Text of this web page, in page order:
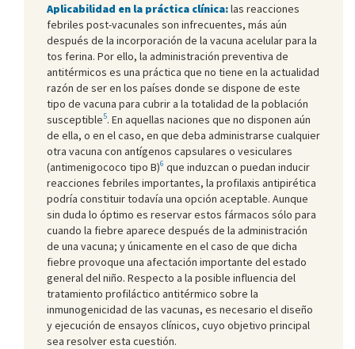
Aplicabilidad en la práctica clínica:las reacciones
febriles post-vacunales son infrecuentes, más aún
después de la incorporación de la vacuna acelular para la
tos ferina. Por ello, la administración preventiva de
antitérmicos es una práctica que no tiene en la actualidad
razón de ser en los países donde se dispone de este
tipo de vacuna para cubrir a la totalidad de la población
susceptible5. En aquellas naciones que no disponen aún
de ella, o en el caso, en que deba administrarse cualquier
otra vacuna con antígenos capsulares o vesiculares
(antimenigococo tipo B)6 que induzcan o puedan inducir
reacciones febriles importantes, la profilaxis antipirética
podría constituir todavía una opción aceptable. Aunque
sin duda lo óptimo es reservar estos fármacos sólo para
cuando la fiebre aparece después de la administración
de una vacuna; y únicamente en el caso de que dicha
fiebre provoque una afectación importante del estado
general del niño. Respecto a la posible influencia del
tratamiento profiláctico antitérmico sobre la
inmunogenicidad de las vacunas, es necesario el diseño
y ejecución de ensayos clínicos, cuyo objetivo principal
sea resolver esta cuestión.